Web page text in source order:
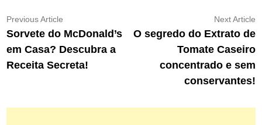
Navegação
de
Post
Previous Article
article:
Sorvete do McDonald’s
em Casa? Descubra a
Receita Secreta!
Next Article
O segredo do Extrato de
Tomate Caseiro
concentrado e sem
conservantes!